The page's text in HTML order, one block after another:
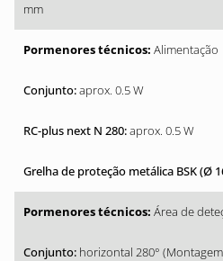
mm
Alimentação
aprox. 0.5 W
aprox. 0.5 W
Área de
horizontal 280°